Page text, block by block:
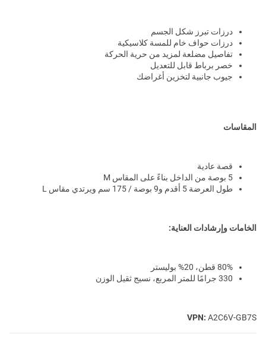
درزات تبرز شكل الجسم
درزات حواف خام للمسة كلاسيكية
تفاصيل مضلعة لمزيد من حرية الحركة
خصر برباط قابل للتعديل
جيوب جانبية لتخزين أغراضك
المقاسات
قصة عادية
5 بوصة من الداخل بناءً على المقاس M
طول العرضة 5 أقدم و9 بوصة / 175 سم ويرتدي مقاس L
الخامات وإرشادات العناية:
80% قطن، 20% بوليستر
330 جرامًا للمتر المربع، نسيج ثقيل الوزن
VPN: A2C6V-GB7S